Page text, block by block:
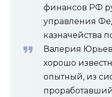
финансов РФ
управления
казначейства
Валерия
хорошо
опытный, из